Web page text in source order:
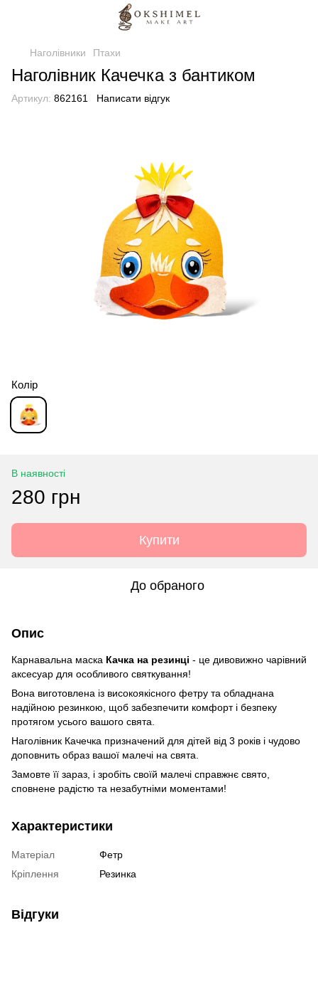
Наголівники Птахи
Наголівник Качечка з бантиком
Артикул: 862161 Написати відгук
Колір
В наявності
280 грн
Купити
До обраного
Опис
Карнавальна маска Качка на резинці - це дивовижно чарівний
аксесуар для особливого святкування!
Вона виготовлена із високоякісного фетру та обладнана
надійною резинкою, щоб забезпечити комфорт і безпеку
протягом усього вашого свята.
Наголівник Качечка призначений для дітей від 3 років і чудово
доповнить образ вашої малечі на свята.
Замовте її зараз, і зробіть своїй малечі справжнє свято,
сповнене радістю та незабутніми моментами!
Характеристики
Матеріал
Фетр
Кріплення
Резинка
Відгуки